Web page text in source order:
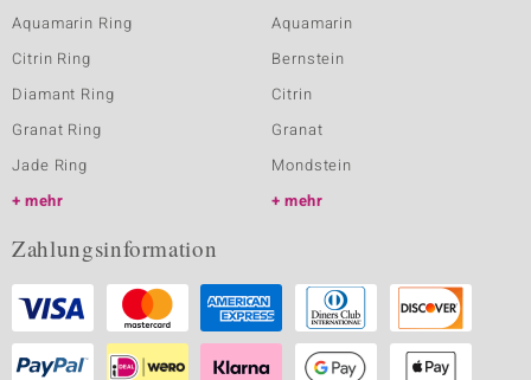
Aquamarin Ring
Citrin Ring
Diamant Ring
Granat Ring
Jade Ring
mehr
Aquamarin
Bernstein
Citrin
Granat
Mondstein
mehr
Zahlungsinformation